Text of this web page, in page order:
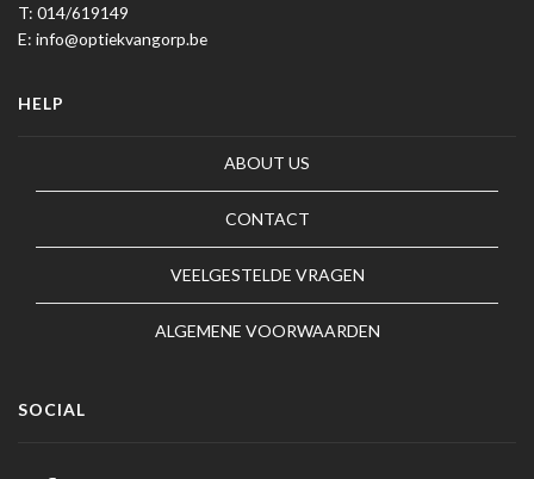
T: 014/619149
E: info@optiekvangorp.be
HELP
ABOUT US
CONTACT
VEELGESTELDE VRAGEN
ALGEMENE VOORWAARDEN
SOCIAL